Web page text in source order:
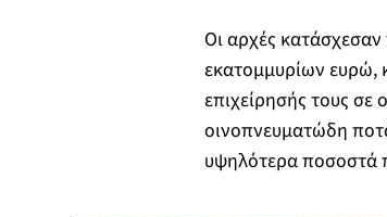
Οι αρχές
εκατομμυρίων ευρώ,
επιχείρησής τους σε
οινοπνευματώδη
υψηλότερα ποσοστά